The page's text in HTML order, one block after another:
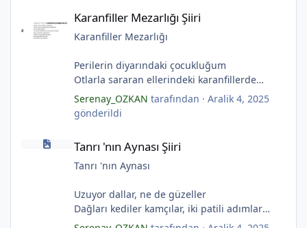
Fenerler bir başka yanarmış.
Hayalin gerçeğinde susmayan sesini
Aşıklar evlerinde ailelerini sayarmış.
Sular ateşi söndürür derler
Aşıklar evinde ateş yükselirmiş
Çerçeveler bir olur, sokaklar birleştiğinde
Evler bir olur aşıklar evinde.
(Serenay Özkan)
Karanfiller Mezarlığı Şiiri
Karanfiller Mezarlığı
Perilerin diyarındaki çocukluğum
Otlarla sararan ellerindeki karanfillerde
Yarım kalan anneler
Pas tutan yüreklerle yeşil mezarlıkta hayaller
Tuzlu nehirdeki soğukluğum
Kuru topraklar küf tutar
Karanfiller mezarlığında.
"Karanfiller Mezarlığı" adlı şiiri Yaşama Uğraşı
Fanzin'in 27. sayısında 2025'te yayımlanmıştır.
Serenay_OZKAN tarafından · Aralik 4, 2025
gönderildi
Tanrı 'nın Aynası Şiiri
Tanrı 'nın Aynası
Uzuyor dallar, ne de güzeller
Dağları kediler kamçılar, iki patili adımlar
Sonsuza kadar bahar
*